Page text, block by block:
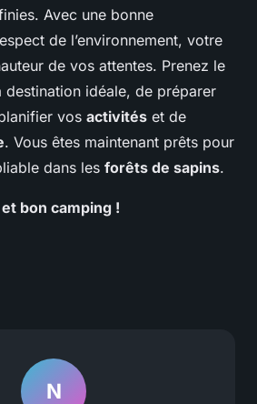
Avec une bonne
de l’environnement, votre
de vos attentes. Prenez le
idéale, de préparer
vos activités et de
. Vous êtes maintenant prêts pour
dans les forêts de sapins.
bon camping !
N